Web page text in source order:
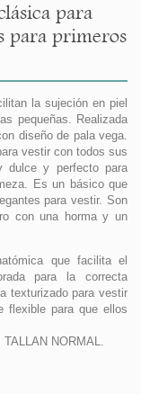
para
para primeros
la sujeción en piel
pequeñas. Realizada
diseño de pala vega.
vestir con todos sus
dulce y perfecto para
Es un básico que
para vestir. Son
con una horma y un
que facilita el
para la correcta
texturizado para vestir
flexible para que ellos
NORMAL.